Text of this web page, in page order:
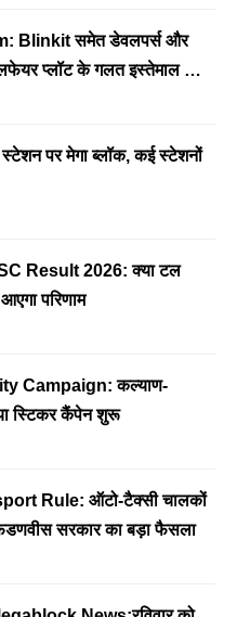
Blinkit समेत डेवलपर्स और
प्लॉट के गलत इस्तेमाल का
पर मेगा ब्लॉक, कई स्टेशनों
2026: क्या टल
परिणाम
Campaign: कल्याण-
स्टिकर कैंपेन शुरू
Rule: ऑटो-टैक्सी चालकों
फडणवीस सरकार का बड़ा फैसला